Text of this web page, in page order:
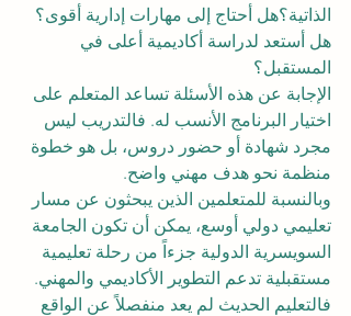
الذاتية؟هل أحتاج إلى مهارات إدارية أقوى؟
هل أستعد لدراسة أكاديمية أعلى في
المستقبل؟
الإجابة عن هذه الأسئلة تساعد المتعلم على
اختيار البرنامج الأنسب له. فالتدريب ليس
مجرد شهادة أو حضور دروس، بل هو خطوة
منظمة نحو هدف مهني واضح.
وبالنسبة للمتعلمين الذين يبحثون عن مسار
تعليمي دولي أوسع، يمكن أن تكون الجامعة
السويسرية الدولية جزءاً من رحلة تعليمية
مستقبلية تدعم التطوير الأكاديمي والمهني.
فالتعليم الحديث لم يعد منفصلاً عن الواقع